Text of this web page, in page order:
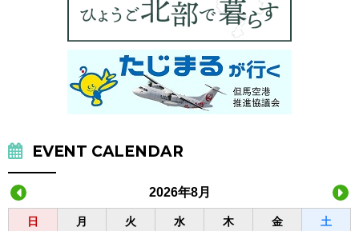
EVENT CALENDAR
2026年8月
日 月 火 水 木 金 土